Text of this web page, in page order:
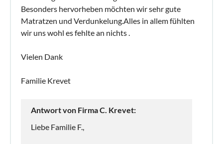
Besonders hervorheben möchten wir sehr gute
Matratzen und Verdunkelung.Alles in allem fühlten
wir uns wohl es fehlte an nichts .
Vielen Dank
Familie Krevet
Antwort von Firma C. Krevet:
Liebe Familie F.,